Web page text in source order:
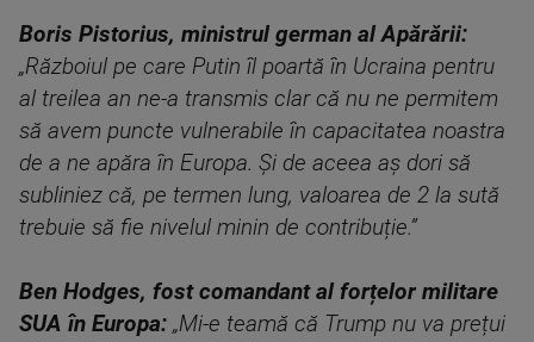
Boris Pistorius, ministrul german al Apărării:
„Războiul pe care Putin îl poartă în Ucraina pentru
al treilea an ne-a transmis clar că nu ne permitem
să avem puncte vulnerabile în capacitatea noastra
de a ne apăra în Europa. Și de aceea aș dori să
subliniez că, pe termen lung, valoarea de 2 la sută
trebuie să fie nivelul minin de contribuție.”
Ben Hodges, fost comandant al forțelor militare
SUA în Europa: „Mi-e teamă că Trump nu va prețui